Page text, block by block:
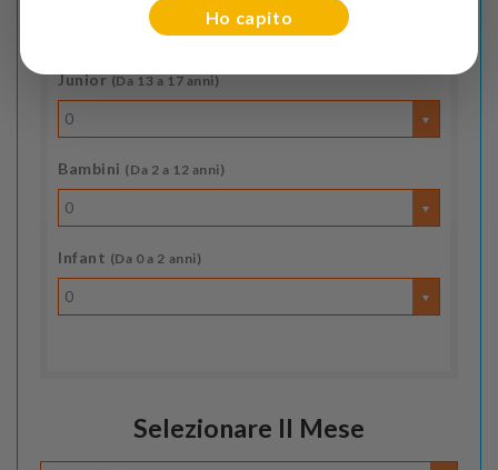
Junior(Da 13 a 17 anni)
0
Bambini (Da 2 a 12 anni)
0
Infant (Da 0 a 2 anni)
0
Selezionare Il Mese
Ho capito